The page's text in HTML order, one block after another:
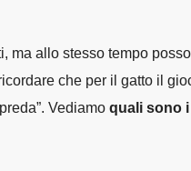
ma allo stesso tempo
che per il gatto il
Vediamo quali sono